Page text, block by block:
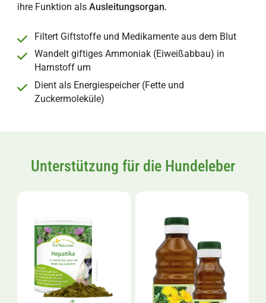
ihre Funktion alsAusleitungsorgan.
Filtert Giftstoffe und Medikamente aus dem Blut
Wandelt giftiges Ammoniak (Eiweißabbau) in
Harnstoff um
Dient als Energiespeicher (Fette und
Zuckermoleküle)
Unterstützung für die Hundeleber